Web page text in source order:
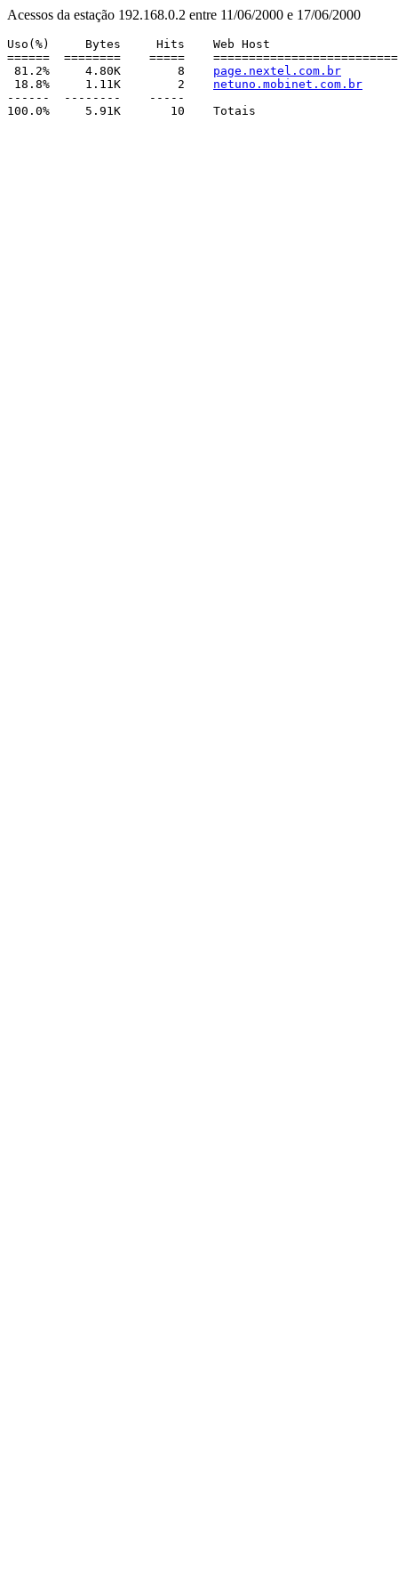
Acessos da estação 192.168.0.2 entre 11/06/2000 e 17/06/2000
Uso(%)     Bytes     Hits    Web Host
======  ========    =====
81.2%     4.80K        8 page.nextel.com.br
18.8%     1.11K        2 netuno.mobinet.com.br
------  --------    -----